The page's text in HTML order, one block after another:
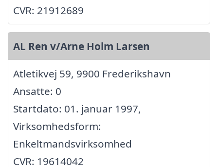
CVR: 21912689
AL Ren v/Arne Holm Larsen
Atletikvej 59, 9900 Frederikshavn
Ansatte: 0
Startdato: 01. januar 1997,
Virksomhedsform:
Enkeltmandsvirksomhed
CVR: 19614042